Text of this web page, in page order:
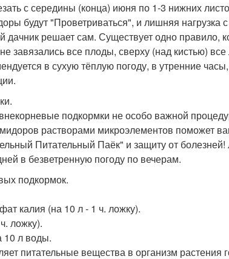
с середины (конца) июня по 1-3 нижних
будут "Проветриваться", и лишняя нагрузка
дачник решает сам. Существует одно правило,
завязались все плоды, сверху (над кистью)
в сухую тёплую погоду, в утренние
подкормки не особо важной
растворами микроэлементов поможет
Питательный Паёк" и защиту от
в безветренную погоду по вечерам.
подкормок.
калия (на 10 л - 1 ч. ложку).
ложку).
10 л воды.
питательные вещества в организм растения